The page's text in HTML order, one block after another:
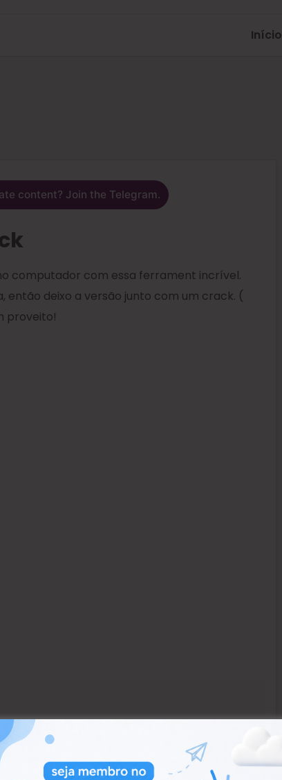
Início
content? Join the Telegram.
computador com essa ferrament incrível.
deixo a versão junto com um crack. (
proveito!